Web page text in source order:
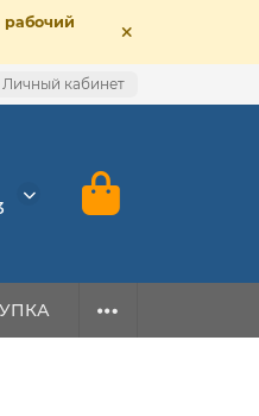
рабочий
Личный кабинет